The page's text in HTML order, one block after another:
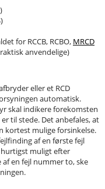
for RCCB, RCBO, MRCD
anvendelige)
eller et RCD
automatisk.
skal indikere forekomsten
til stede. Det anbefales, at
kortest mulige forsinkelse.
af en første fejl
muligt efter
en fejl nummer to, ske